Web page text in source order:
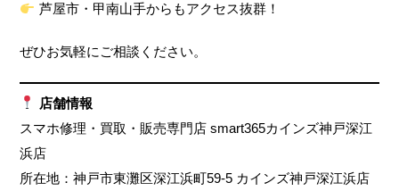
芦屋市・甲南山手からもアクセス抜群！
ぜひお気軽にご相談ください。
店舗情報
スマホ修理・買取・販売専門店 smart365カインズ神戸深江
浜店
所在地：神戸市東灘区深江浜町59-5 カインズ神戸深江浜店